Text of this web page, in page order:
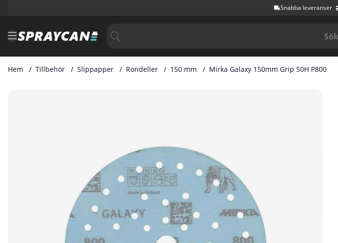
Snabba leveranser
Hem Tillbehör Slippapper Rondeller 150 mm Mirka Galaxy 150mm Grip 50H P800